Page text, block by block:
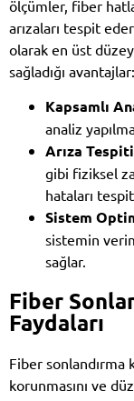
ölçümler, fiber
arızaları tespit
olarak en üst
sağladığı avantajlar:
Kapsamlı
analiz
Arıza Tespiti
gibi fiziksel
hataları
Sistem
sistemin
sağlar.
Fiber
Faydaları
Fiber sonlandırma
korunmasını ve